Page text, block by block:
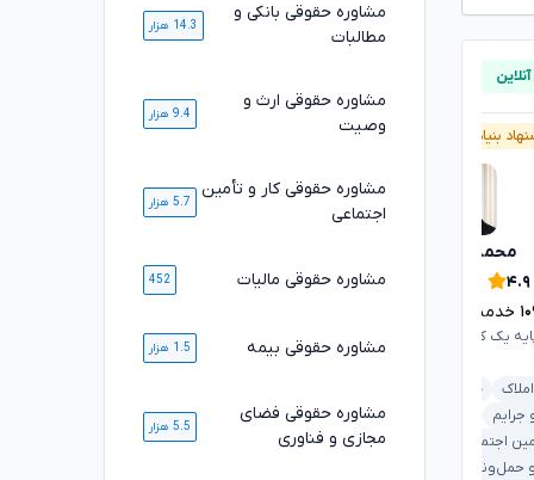
بنیاد وکلا
محمدرضا توکلی
۴.۹
خدمت ارائه شده موفق
یک کانون وکلای دادگستری
خانواده
جرایم
دیوان عدالت اداری
اجتماعی
حمل‌ونقل
وکیل پایه یک کانون وکلای دادگستری
ملکی و املاک
خانواده
کیفری و جرایم
مشاوره حقوقی بانکی و
مطالبات
14.3 هزار
مشاوره حقوقی ارث و
وصیت
9.4 هزار
مشاوره حقوقی کار و تأمین
اجتماعی
5.7 هزار
مشاوره حقوقی مالیات 452
مشاوره حقوقی بیمه 1.5 هزار
مشاوره حقوقی فضای
مجازی و فناوری
5.5 هزار